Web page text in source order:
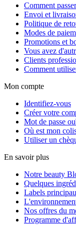
Comment
Envoi et
Politique de
Modes de
Promotions et
Vous avez
Clients
Comment
Mon compte
Identifiez-vous
Créer votre
Mot de passe
Où est mon
Utiliser un
En savoir plus
Notre beauty
Quelques
Labels
Nos offres du
Programme